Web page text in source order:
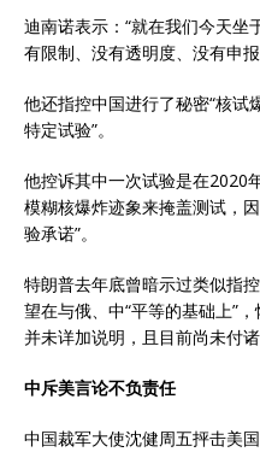
迪南诺表示：“就在我们今天坐
有限制、没有透明度、没有申
他还指控中国进行了秘密“核试
特定试验”。
他控诉其中一次试验是在2020
模糊核爆炸迹象来掩盖测试，
验承诺”。
特朗普去年底曾暗示过类似指
望在与俄、中“平等的基础上”
并未详加说明，且目前尚未付诸
中斥美言论不负责任
中国裁军大使沈健周五抨击美